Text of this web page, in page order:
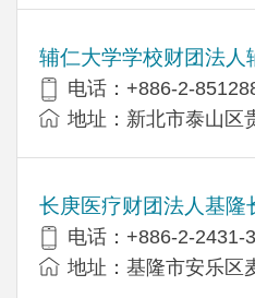
辅仁大学学校财团法人
电话：+886-2-
地址：新北市泰山区
长庚医疗财团法人基隆
电话：+886-2-2431-
地址：基隆市安乐区